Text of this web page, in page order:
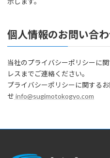
個人情報のお問い合
当社のプライバシーポリシーに
レスまでご連絡ください。
プライバシーポリシーに関する
せ info@sugimotokogyo.com